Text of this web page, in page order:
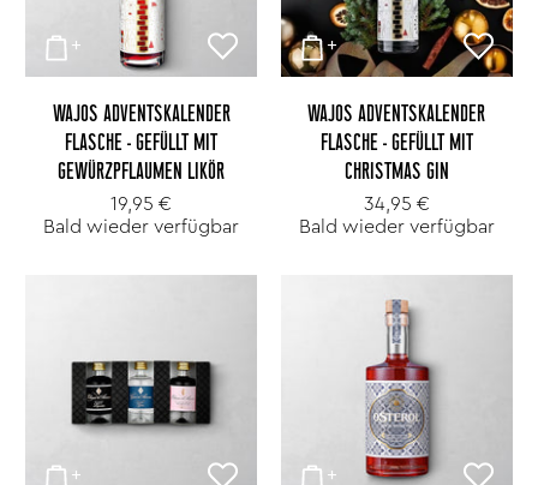
WAJOS ADVENTSKALENDER
FLASCHE - GEFÜLLT MIT
GEWÜRZPFLAUMEN LIKÖR
19,95 €
Bald wieder verfügbar
WAJOS ADVENTSKALENDER
FLASCHE - GEFÜLLT MIT
CHRISTMAS GIN
34,95 €
Bald wieder verfügbar